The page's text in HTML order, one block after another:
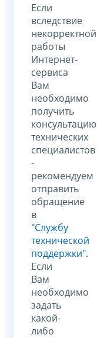
Если
вследствие
некорректной
работы
Интернет-
сервиса
Вам
необходимо
получить
консультацию
технических
специалистов
-
рекомендуем
отправить
обращение
в
"Службу
технической
поддержки".
Если
Вам
необходимо
задать
какой-
либо